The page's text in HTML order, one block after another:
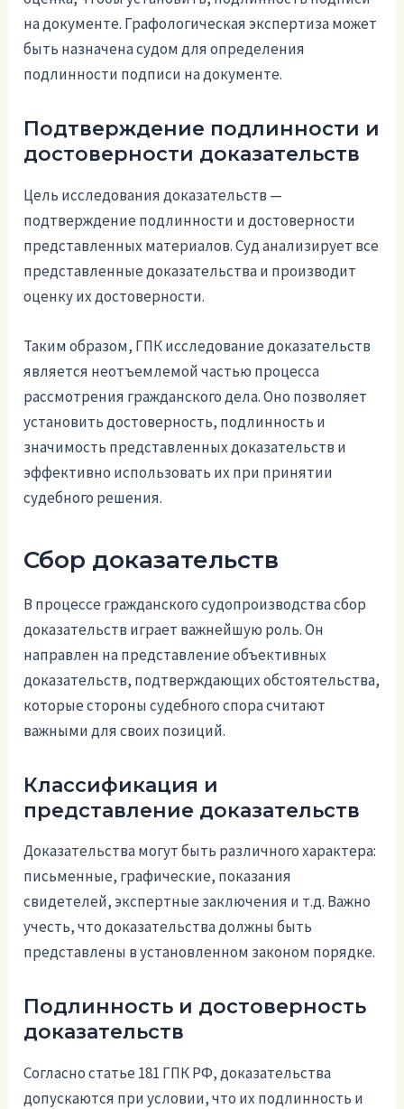
на документе. Графологическая экспертиза может
быть назначена судом для определения
подлинности подписи на документе.
Подтверждение подлинности и
достоверности доказательств
Цель исследования доказательств —
подтверждение подлинности и достоверности
представленных материалов. Суд анализирует все
представленные доказательства и производит
оценку их достоверности.
Таким образом, ГПК исследование доказательств
является неотъемлемой частью процесса
рассмотрения гражданского дела. Оно позволяет
установить достоверность, подлинность и
значимость представленных доказательств и
эффективно использовать их при принятии
судебного решения.
Сбор доказательств
В процессе гражданского судопроизводства сбор
доказательств играет важнейшую роль. Он
направлен на представление объективных
доказательств, подтверждающих обстоятельства,
которые стороны судебного спора считают
важными для своих позиций.
Классификация и
представление доказательств
Доказательства могут быть различного характера:
письменные, графические, показания
свидетелей, экспертные заключения и т.д. Важно
учесть, что доказательства должны быть
представлены в установленном законом порядке.
Подлинность и достоверность
доказательств
Согласно статье 181 ГПК РФ, доказательства
допускаются при условии, что их подлинность и